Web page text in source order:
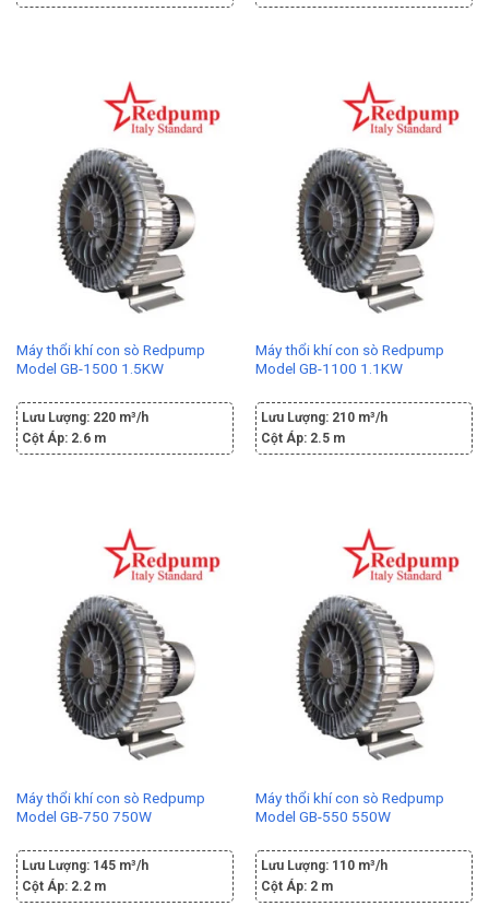
Máy thổi khí con sò Redpump
Model GB-1500 1.5KW
Lưu Lượng: 220 m³/h
Cột Áp: 2.6 m
Máy thổi khí con sò Redpump
Model GB-1100 1.1KW
Lưu Lượng: 210 m³/h
Cột Áp: 2.5 m
Máy thổi khí con sò Redpump
Model GB-750 750W
Lưu Lượng: 145 m³/h
Cột Áp: 2.2 m
Máy thổi khí con sò Redpump
Model GB-550 550W
Lưu Lượng: 110 m³/h
Cột Áp: 2 m